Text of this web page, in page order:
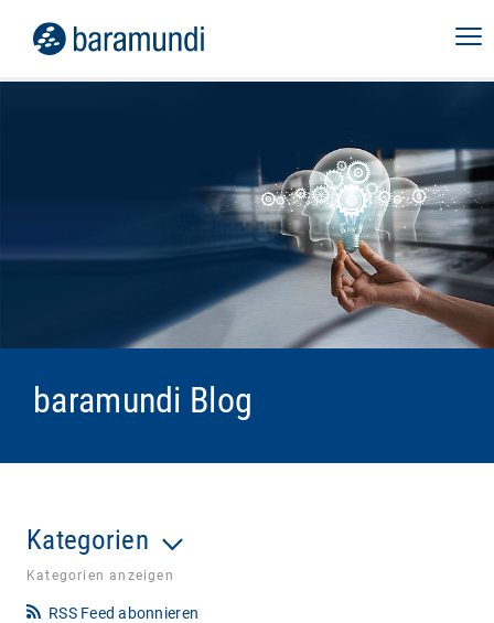
baramundi Blog
Kategorien
Kategorien anzeigen
RSS Feed abonnieren